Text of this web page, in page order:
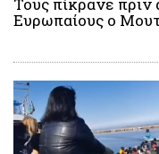
Τους πίκρανε πριν
Ευρωπαίους ο